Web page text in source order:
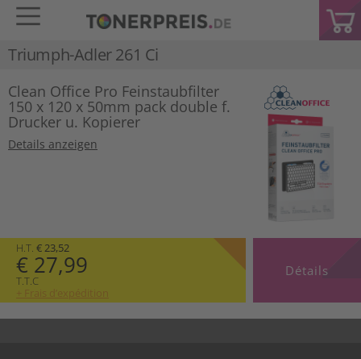
Triumph-Adler 261 Ci
Clean Office Pro Feinstaubfilter
150 x 120 x 50mm pack double f.
Drucker u. Kopierer
Details anzeigen
H.T. € 23,52
€ 27,99
T.T.C
+ Frais d’expédition
Détails